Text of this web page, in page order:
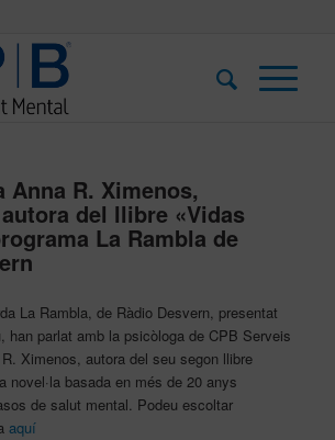
Anna R. Ximenos,
del llibre «Vidas
La Rambla de
La Rambla, de Ràdio Desvern, presentat
han parlat amb la psicòloga de CPB Serveis
Ximenos, autora del seu segon llibre
novel·la basada en més de 20 anys
de salut mental. Podeu escoltar
aquí